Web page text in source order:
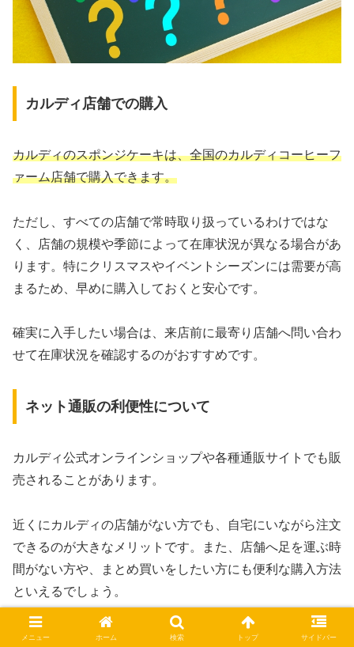
カルディ店舗での購入
カルディのスポンジケーキは、全国のカルディコーヒーフ
ァーム店舗で購入できます。
ただし、すべての店舗で常時取り扱っているわけではな
く、店舗の規模や季節によって在庫状況が異なる場合があ
ります。特にクリスマスやイベントシーズンには需要が高
まるため、早めに購入しておくと安心です。
確実に入手したい場合は、来店前に最寄り店舗へ問い合わ
せて在庫状況を確認するのがおすすめです。
ネット通販の利便性について
カルディ公式オンラインショップや各種通販サイトでも販
売されることがあります。
近くにカルディの店舗がない方でも、自宅にいながら注文
できるのが大きなメリットです。また、店舗へ足を運ぶ時
間がない方や、まとめ買いをしたい方にも便利な購入方法
といえるでしょう。
オンラインショップでは在庫状況を確認しやすいため、店
メニュー ホーム 検索 トップ サイドバー